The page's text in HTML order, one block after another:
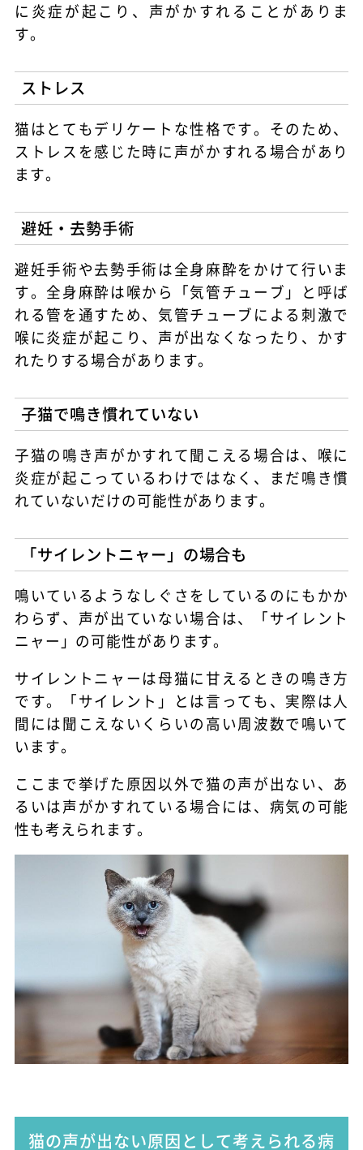
に炎症が起こり、声がかすれることがありま
す。
ストレス
猫はとてもデリケートな性格です。そのため、
ストレスを感じた時に声がかすれる場合があり
ます。
避妊・去勢手術
避妊手術や去勢手術は全身麻酔をかけて行いま
す。全身麻酔は喉から「気管チューブ」と呼ば
れる管を通すため、気管チューブによる刺激で
喉に炎症が起こり、声が出なくなったり、かす
れたりする場合があります。
子猫で鳴き慣れていない
子猫の鳴き声がかすれて聞こえる場合は、喉に
炎症が起こっているわけではなく、まだ鳴き慣
れていないだけの可能性があります。
「サイレントニャー」の場合も
鳴いているようなしぐさをしているのにもかか
わらず、声が出ていない場合は、「サイレント
ニャー」の可能性があります。
サイレントニャーは母猫に甘えるときの鳴き方
です。「サイレント」とは言っても、実際は人
間には聞こえないくらいの高い周波数で鳴いて
います。
ここまで挙げた原因以外で猫の声が出ない、あ
るいは声がかすれている場合には、病気の可能
性も考えられます。
猫の声が出ない原因として考えられる病